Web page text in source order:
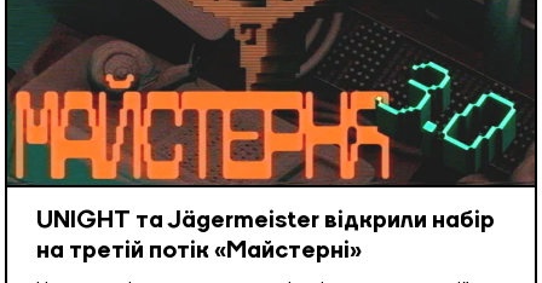
UNIGHT та Jägermeister відкрили набір
на третій потік «Майстерні»